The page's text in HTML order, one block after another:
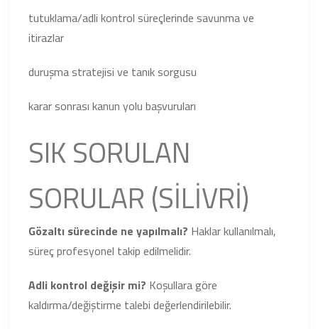
tutuklama/adli kontrol süreçlerinde savunma ve
itirazlar
duruşma stratejisi ve tanık sorgusu
karar sonrası kanun yolu başvuruları
SIK SORULAN
SORULAR (SİLİVRİ)
Gözaltı sürecinde ne yapılmalı? Haklar kullanılmalı,
süreç profesyonel takip edilmelidir.
Adli kontrol değişir mi? Koşullara göre
kaldırma/değiştirme talebi değerlendirilebilir.